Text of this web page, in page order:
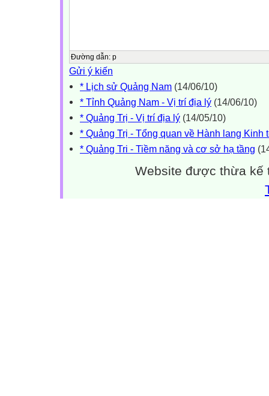
Đường dẫn: p
Gửi ý kiến
* Lịch sử Quảng Nam (14/06/10)
* Tỉnh Quảng Nam - Vị trí địa lý (14/06/10)
* Quảng Trị - Vị trí địa lý (14/05/10)
* Quảng Trị - Tổng quan về Hành lang Kinh
* Quảng Tri - Tiềm năng và cơ sở hạ tầng
Website được thừa